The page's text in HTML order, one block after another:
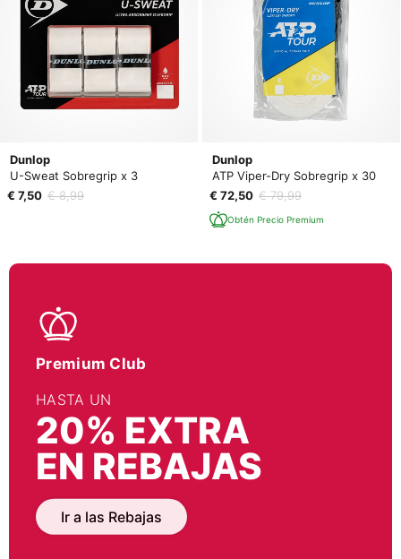
Dunlop
U-Sweat Sobregrip x 3
€ 7,50 € 8,99
Dunlop
ATP Viper-Dry Sobregrip x 30
€ 72,50 € 79,99
Obtén Precio Premium
Premium Club
HASTA UN
20% EXTRA
EN REBAJAS
Ir a las Rebajas